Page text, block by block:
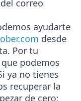
correo
ayudarte
desde
. Por tu
podemos
ya no tienes
recuperar la
de cero: